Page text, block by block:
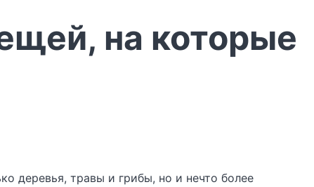
на которые
деревья, травы и грибы, но и нечто более